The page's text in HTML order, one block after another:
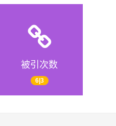
被引次数
6|3